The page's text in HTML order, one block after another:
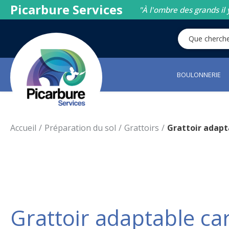
Picarbure Services "À l'ombre des grands
BOULONNERIE
Accueil Préparation du sol Grattoirs Grattoir
Grattoir adaptable